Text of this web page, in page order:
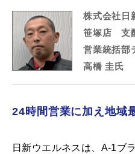
株式会社日
笹塚店 支
営業統括部
高橋 圭氏
24時間営業に加え地域
日新ウエルネスは、A-1ブ